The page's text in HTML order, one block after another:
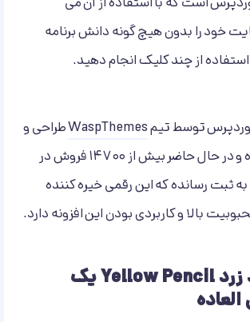
خود را بدون هیچ گونه دانش برنامه
از چند کلیک انجام دهید.
وردپرس توسط تیمWaspThemesطراحی و
توسعه داده شده و در حال حاضر بیش از ۱۴۷۰۰ فروش در
ثبت رسانده که این رقمی خیره کننده
بالا و کاربردی بودن این افزونه دارد.
افزونه مداد زرد Yellow Pencil یک